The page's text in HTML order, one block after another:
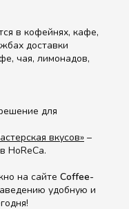
в кофейнях, кафе,
доставки
чая, лимонадов,
для
вкусов» –
HoReCa.
на сайте Coffee-
удобную и